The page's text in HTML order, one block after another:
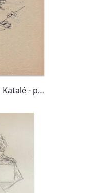
Dany - Equator 2 Katalé - page recto/verso de reherches publiées